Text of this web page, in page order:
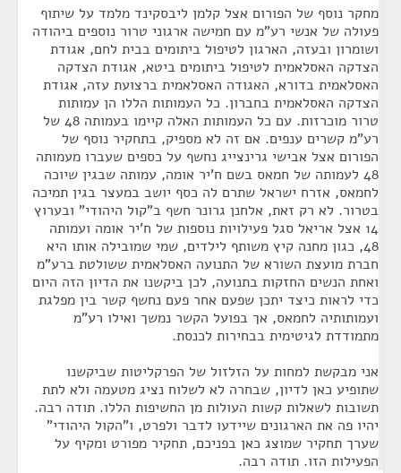
מחקר נוסף של הפורום אצל קלמן ליבסקינד מלמד על שיתוף
פעולה של אנשי רע"מ עם חמישה ארגוני טרור נוספים ביהודה
ושומרון ובעזה, הארגון לטיפול ביתומים בבית לחם, אגודת
הצדקה האסלאמית לטיפול ביתומים ביטא, אגודת הצדקה
האסלאמית בדורא, האגודה האסלאמית ברצועת עזה, אגודת
הצדקה האסלאמית בחברון. כל העמותות הללו הן עמותות
טרור מוכרזות. עם כל העמותות האלה קיימו בעמותה 48 של
רע"מ קשרים ענפים. אם זה לא מספיק, בתחקיר נוסף של
הפורום אצל אבישי גרינצייג נחשף על כספים שעברו מעמותה
48 לעמותה של חמאס בשם ח'יר אומה, עמותה שבגין שיוכה
לחמאס, אזרח ישראל שתרם לה כסף יושב במעצר בגין תמיכה
בטרור. לא רק זאת, אלחנן גרונר חשף ב"קול היהודי" ובערוץ
14 אצל אריאל סגל פעילויות נוספות של ח'יר אומה ועמותה
48, כגון מחנה קיץ משותף לילדים, שמי שמובילה אותו היא
חברת מועצת השורא של התנועה האסלאמית ששולטת ברע"מ
ואחת הנשים החזקות בתנועה, לכן ביקשנו את הדיון הזה היום
כדי לראות כיצד יתכן שפעם אחר פעם נחשף קשר בין מפלגת
ועמותותיה לחמאס, אך בפועל הקשר נמשך ואילו רע"מ
מתמודדת לגיטימית בבחירות לכנסת.
אני מבקשת למחות על הזלזול של הפרקליטות שביקשנו
שתופיע כאן לדיון, שבחרה לא לשלוח נציג מטעמה ולא לתת
תשובות לשאלות קשות העולות מן החשיפות הללו. תודה רבה.
יהיו פה את הארגונים שיידעו לדבר ולפרט, ו"הקול היהודי"
שערך תחקיר שמוצג כאן בפניכם, תחקיר מפורט ומקיף על
הפעילות הזו. תודה רבה.